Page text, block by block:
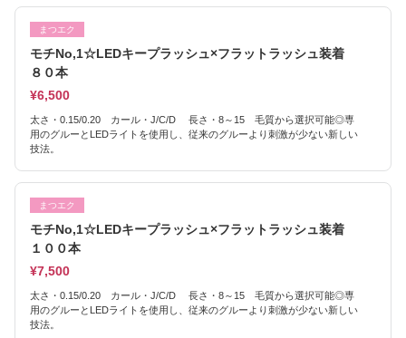
まつエク
モチNo,1☆LEDキープラッシュ×フラットラッシュ装着
８０本
¥6,500
太さ・0.15/0.20 カール・J/C/D 長さ・8～15 毛質から選択可能◎専
用のグルーとLEDライトを使用し、従来のグルーより刺激が少ない新しい
技法。
まつエク
モチNo,1☆LEDキープラッシュ×フラットラッシュ装着
１００本
¥7,500
太さ・0.15/0.20 カール・J/C/D 長さ・8～15 毛質から選択可能◎専
用のグルーとLEDライトを使用し、従来のグルーより刺激が少ない新しい
技法。